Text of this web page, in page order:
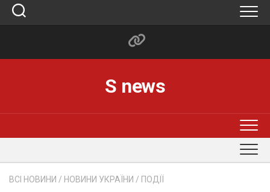
Skip
S news
ВСІ НОВИНИ / НОВИНИ УКРАЇНИ / ПОДІЇ